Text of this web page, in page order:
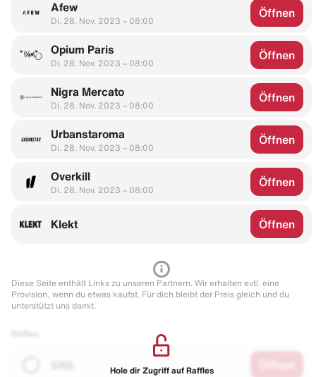
Afew
Di. 28. Nov. 2023 – 08:00
Öffnen
Opium Paris
Di. 28. Nov. 2023 – 08:00
Öffnen
Nigra Mercato
Di. 28. Nov. 2023 – 08:00
Öffnen
Urbanstaroma
Di. 28. Nov. 2023 – 08:00
Öffnen
Overkill
Di. 28. Nov. 2023 – 08:00
Öffnen
Klekt Öffnen
Diese Seite enthält Links zu unseren Partnern. Wir erhalten evtl. eine
Provision, wenn du etwas kaufst. Für dich bleibt der Preis gleich und du
unterstützt uns damit.
Hole dir Zugriff auf Raffles